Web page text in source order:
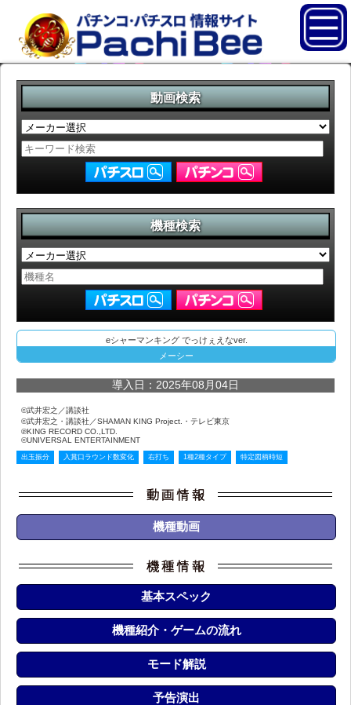
動画検索
機種検索
eシャーマンキング でっけぇえなver.
メーシー
導入日：2025年08月04日
©武井宏之／講談社
©武井宏之・講談社／SHAMAN KING Project.・テレビ東京
℗KING RECORD CO.,LTD.
©UNIVERSAL ENTERTAINMENT
出玉振分 入賞口ラウンド数変化 右打ち 1種2種タイプ 特定図柄時短
機種動画
基本スペック
機種紹介・ゲームの流れ
モード解説
予告演出